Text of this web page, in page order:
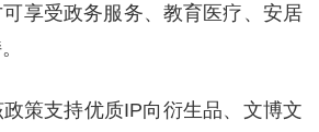
享受政务服务、教育医疗、安居
策支持优质IP向衍生品、文博文